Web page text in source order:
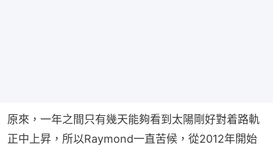
原來，一年之間只有幾天能夠看到太陽剛好對着路軌
正中上昇，所以Raymond一直苦候，從2012年開始